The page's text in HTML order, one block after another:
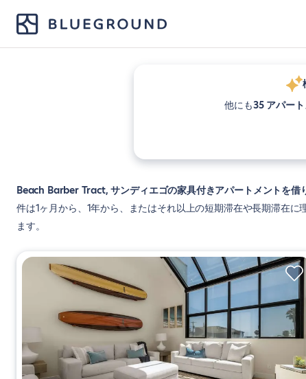
他にも35 アパー
Beach Barber Tract, サンディエゴの家具付きアパートメントを借
件は1ヶ月から、1年から、またはそれ以上の短期滞在や長期滞在
ます。